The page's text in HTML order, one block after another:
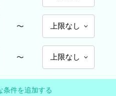
〜
〜
条件を追加する